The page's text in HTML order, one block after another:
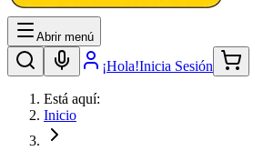
Abrir menú
¡Hola!Inicia Sesión
Está aquí:
Inicio